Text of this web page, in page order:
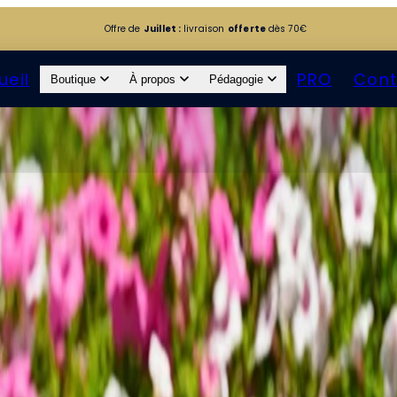
Offre de Juillet : livraison offerte dès 70€
Boutique À propos Pédagogie PRO